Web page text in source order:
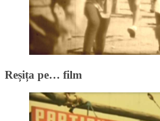
Reșița pe… film